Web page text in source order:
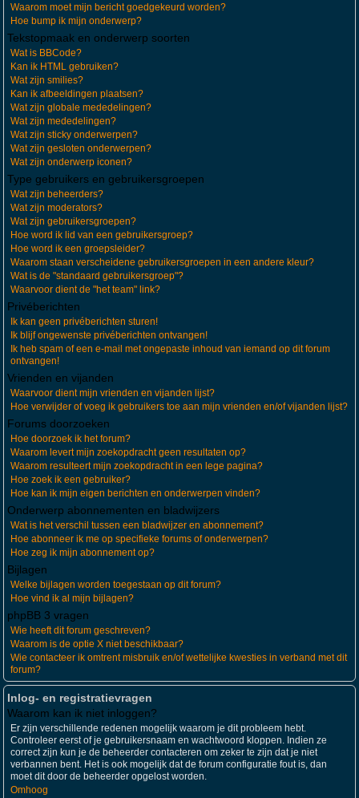
Waarom moet mijn bericht goedgekeurd worden?
Hoe bump ik mijn onderwerp?
Tekstopmaak en onderwerp soorten
Wat is BBCode?
Kan ik HTML gebruiken?
Wat zijn smilies?
Kan ik afbeeldingen plaatsen?
Wat zijn globale mededelingen?
Wat zijn mededelingen?
Wat zijn sticky onderwerpen?
Wat zijn gesloten onderwerpen?
Wat zijn onderwerp iconen?
Type gebruikers en gebruikersgroepen
Wat zijn beheerders?
Wat zijn moderators?
Wat zijn gebruikersgroepen?
Hoe word ik lid van een gebruikersgroep?
Hoe word ik een groepsleider?
Waarom staan verscheidene gebruikersgroepen in een andere kleur?
Wat is de "standaard gebruikersgroep"?
Waarvoor dient de "het team" link?
Privéberichten
Ik kan geen privéberichten sturen!
Ik blijf ongewenste privéberichten ontvangen!
Ik heb spam of een e-mail met ongepaste inhoud van iemand op dit forum
ontvangen!
Vrienden en vijanden
Waarvoor dient mijn vrienden en vijanden lijst?
Hoe verwijder of voeg ik gebruikers toe aan mijn vrienden en/of vijanden lijst?
Forums doorzoeken
Hoe doorzoek ik het forum?
Waarom levert mijn zoekopdracht geen resultaten op?
Waarom resulteert mijn zoekopdracht in een lege pagina?
Hoe zoek ik een gebruiker?
Hoe kan ik mijn eigen berichten en onderwerpen vinden?
Onderwerp abonnementen en bladwijzers
Wat is het verschil tussen een bladwijzer en abonnement?
Hoe abonneer ik me op specifieke forums of onderwerpen?
Hoe zeg ik mijn abonnement op?
Bijlagen
Welke bijlagen worden toegestaan op dit forum?
Hoe vind ik al mijn bijlagen?
phpBB 3 vragen
Wie heeft dit forum geschreven?
Waarom is de optie X niet beschikbaar?
Wie contacteer ik omtrent misbruik en/of wettelijke kwesties in verband met dit
forum?
Inlog- en registratievragen
Waarom kan ik niet inloggen?
Er zijn verschillende redenen mogelijk waarom je dit probleem hebt.
Controleer eerst of je gebruikersnaam en wachtwoord kloppen. Indien ze
correct zijn kun je de beheerder contacteren om zeker te zijn dat je niet
verbannen bent. Het is ook mogelijk dat de forum configuratie fout is, dan
moet dit door de beheerder opgelost worden.
Omhoog